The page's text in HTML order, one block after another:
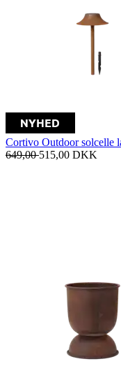
Cortivo Outdoor solcelle
649,00515,00 DKK